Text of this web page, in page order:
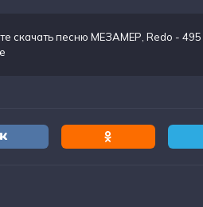
скачать песню МЕЗАМЕР, Redo - 495